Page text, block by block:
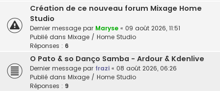
Création de ce nouveau forum Mixage Home
Studio
Dernier message par Maryse « 09 août 2026, 11:51
Publié dans Mixage / Home Studio
Réponses : 6
O Pato & so Danço Samba - Ardour & Kdenlive
Dernier message par frazi « 08 août 2026, 06:26
Publié dans Mixage / Home Studio
Réponses : 9